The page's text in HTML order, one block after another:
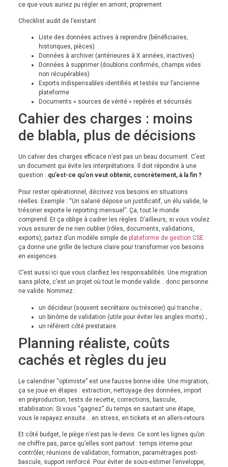
ce que vous auriez pu régler en amont, proprement.
Checklist audit de l’existant :
Liste des données actives à reprendre (bénéficiaires,
historiques, pièces)
Données à archiver (antérieures à X années, inactives)
Données à supprimer (doublons confirmés, champs vides
non récupérables)
Exports indispensables identifiés et testés sur l’ancienne
plateforme
Documents « sources de vérité » repérés et sécurisés
Cahier des charges : moins
de blabla, plus de décisions
Un cahier des charges efficace n’est pas un beau document. C’est
un document qui évite les interprétations. Il doit répondre à une
question : qu’est-ce qu’on veut obtenir, concrètement, à la fin ?
Pour rester opérationnel, décrivez vos besoins en situations
réelles. Exemple : “Un salarié dépose un justificatif, un élu valide, le
trésorier exporte le reporting mensuel”. Ça, tout le monde
comprend. Et ça oblige à cadrer les règles. D’ailleurs, si vous voulez
vous assurer de ne rien oublier (rôles, documents, validations,
exports), partez d’un modèle simple de plateforme de gestion CSE :
ça donne une grille de lecture claire pour transformer vos besoins
en exigences.
C’est aussi ici que vous clarifiez les responsabilités. Une migration
sans pilote, c’est un projet où tout le monde valide… donc personne
ne valide. Nommez :
un décideur (souvent secrétaire ou trésorier) qui tranche ;
un binôme de validation (utile pour éviter les angles morts) ;
un référent côté prestataire.
Planning réaliste, coûts
cachés et règles du jeu
Le calendrier “optimiste” est une fausse bonne idée. Une migration,
ça se joue en étapes : extraction, nettoyage des données, import
en préproduction, tests de recette, corrections, bascule,
stabilisation. Si vous “gagnez” du temps en sautant une étape,
vous le repayez ensuite… en stress, en tickets et en allers-retours.
Et côté budget, le piège n’est pas le devis. Ce sont les lignes qu’on
ne chiffre pas, parce qu’elles sont partout : temps interne pour
contrôler, réunions de validation, formation, paramétrages post-
bascule, support renforcé. Pour éviter de sous-estimer l’enveloppe,